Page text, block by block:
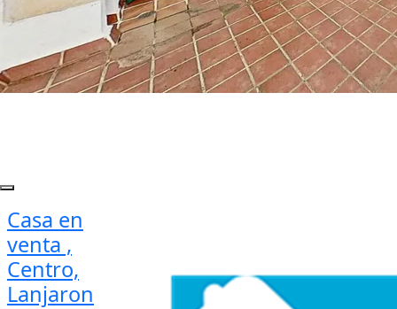
Casa en
venta ,
Centro,
Lanjaron